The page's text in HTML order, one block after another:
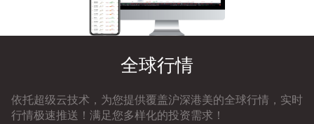
全球行情
依托超级云技术，为您提供覆盖沪深港美的全球行情，实时
行情极速推送！满足您多样化的投资需求！